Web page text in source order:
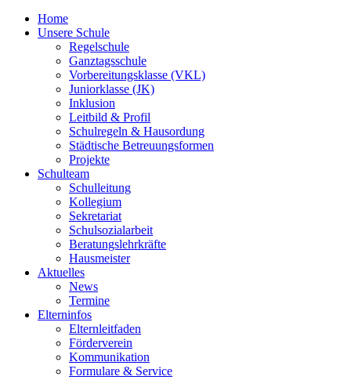
Home
Unsere Schule
Regelschule
Ganztagsschule
Vorbereitungsklasse (VKL)
Juniorklasse (JK)
Inklusion
Leitbild & Profil
Schulregeln & Hausordung
Städtische Betreuungsformen
Projekte
Schulteam
Schulleitung
Kollegium
Sekretariat
Schulsozialarbeit
Beratungslehrkräfte
Hausmeister
Aktuelles
News
Termine
Elterninfos
Elternleitfaden
Förderverein
Kommunikation
Formulare & Service